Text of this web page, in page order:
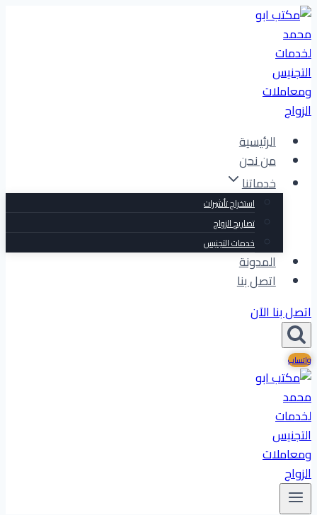
التجاوز
إلى
المحتوى
الرئيسية
من نحن
خدماتنا
استخراج تأشيرات
تصاريح الزواج
خدمات التجنيس
المدونة
اتصل بنا
اتصل بنا الآن
واتساب